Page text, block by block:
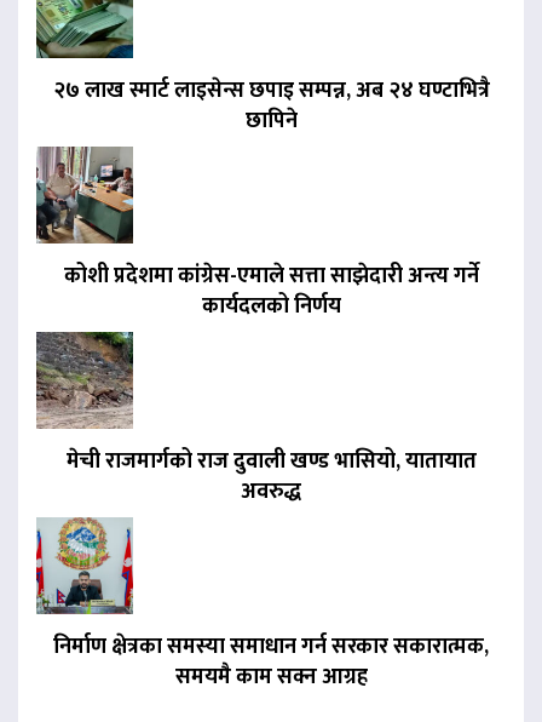
२७ लाख स्मार्ट लाइसेन्स छपाइ सम्पन्न, अब २४ घण्टाभित्रै
छापिने
कोशी प्रदेशमा कांग्रेस-एमाले सत्ता साझेदारी अन्त्य गर्ने
कार्यदलको निर्णय
मेची राजमार्गको राज दुवाली खण्ड भासियो, यातायात
अवरुद्ध
निर्माण क्षेत्रका समस्या समाधान गर्न सरकार सकारात्मक,
समयमै काम सक्न आग्रह